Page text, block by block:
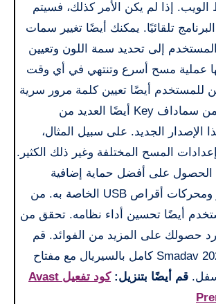
الويب. إذا لم يكن الأمر كذلك، فسيتم
تلقائيًا. يمكنك أيضًا تغيير سمات
المستخدم إلى تحديد سمة اللون وتعيين
عملية مسح أسرع وتنتهي في أي وقت
للمستخدم أيضًا تعيين كلمة مرور سرية
لاستخدامها. يتضمن سماداف Key أيضًا العديد من
الإصدار الجديد. على سبيل المثال،
المسح المختلفة وغير ذلك الكثير.
على أفضل حماية إضافية
لأجهزة الكمبيوتر ومحركات أقراص USB الخاصة به. من
أيضًا تحسين أداء نظامه. تحقق من
حصولك على المزيد من الفوائد. قم
تحميل برنامج Smadav 2024 كامل بالسيريال مع مفتاح
قم أيضًا بتنزيل:
كود تفعيل Avast